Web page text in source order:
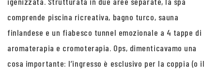
comprende piscina ricreativa, bagno turco, sauna
finlandese e un fiabesco tunnel emozionale a 4 tappe di
aromaterapia e cromoterapia. Ops, dimenticavamo una
cosa importante: l’ingresso è esclusivo per la coppia (o il